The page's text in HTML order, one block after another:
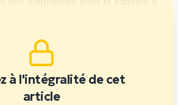
à l'intégralité de cet
article